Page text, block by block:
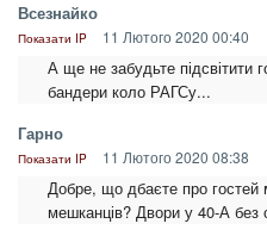
Всезнайко
Показати IP 11 Лютого 2020 00:40
А ще не забудьте підсвітити
бандери коло РАГСу...
Гарно
Показати IP 11 Лютого 2020 08:38
Добре, що дбаєте про гостей
мешканців? Двори у 40-А без